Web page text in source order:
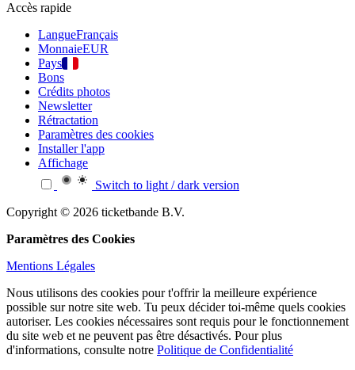
Accès rapide
LangueFrançais
MonnaieEUR
Pays
Bons
Crédits photos
Newsletter
Rétractation
Paramètres des cookies
Installer l'app
Affichage
Switch to light / dark version
Copyright © 2026 ticketbande B.V.
Paramètres des Cookies
Mentions Légales
Nous utilisons des cookies pour t'offrir la meilleure expérience
possible sur notre site web. Tu peux décider toi-même quels cookies
autoriser. Les cookies nécessaires sont requis pour le fonctionnement
du site web et ne peuvent pas être désactivés. Pour plus
d'informations, consulte notre Politique de Confidentialité